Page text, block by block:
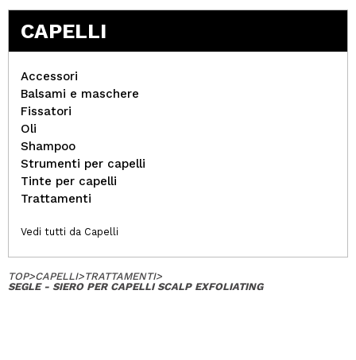
CAPELLI
Accessori
Balsami e maschere
Fissatori
Oli
Shampoo
Strumenti per capelli
Tinte per capelli
Trattamenti
Vedi tutti da Capelli
TOP>CAPELLI>TRATTAMENTI>
SEGLE - SIERO PER CAPELLI SCALP EXFOLIATING